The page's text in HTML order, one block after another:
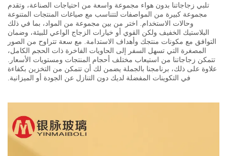
تلبي زجاجاتنا بدون هواء مجموعة واسعة من احتياجات الصناعة، وتقدم
مجموعة كبيرة من المواصفات لتتناسب مع صياغات المنتجات المتنوعة
وحالات الاستخدام. اختر من بين مجموعة من المواد، بما في ذلك
البلاستيك الخفيف ولكن القوي أو خيارات الزجاج الواعي للبيئة، وضمان
التوافق مع مكونات منتجك وأهداف الاستدامة. مع سعة تتراوح من الصور
المصغرة التي تسهل السفر إلى الحاويات الفاخرة ذات الحجم الكامل،
تتمكن زجاجاتنا من استيعاب مختلف أحجام المنتجات ومستويات الأسعار.
علاوة على ذلك، برنامجنا بالجملة يضمن لك أن تتمكن من التخزين بكفاءة
في التكوينات المفضلة لديك دون التنازل عن الجودة أو الميزانية.